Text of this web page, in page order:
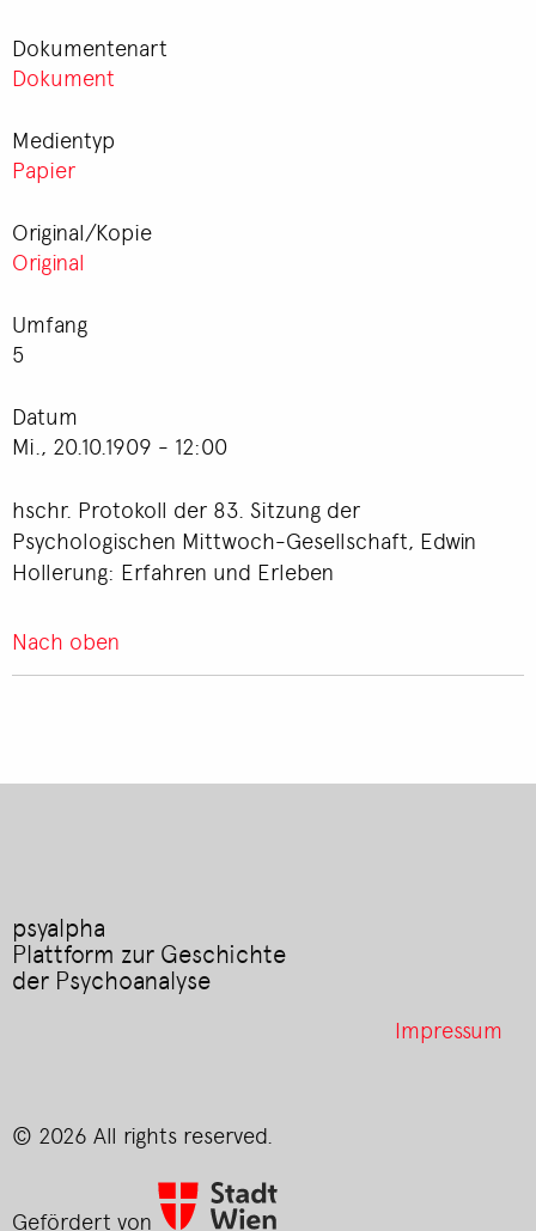
Dokumentenart
Dokument
Medientyp
Papier
Original/Kopie
Original
Umfang
5
Datum
Mi., 20.10.1909 - 12:00
hschr. Protokoll der 83. Sitzung der
Psychologischen Mittwoch-Gesellschaft, Edwin
Hollerung: Erfahren und Erleben
Nach oben
psyalpha
Plattform zur Geschichte
der Psychoanalyse
Impressum
© 2026 All rights reserved.
Gefördert von